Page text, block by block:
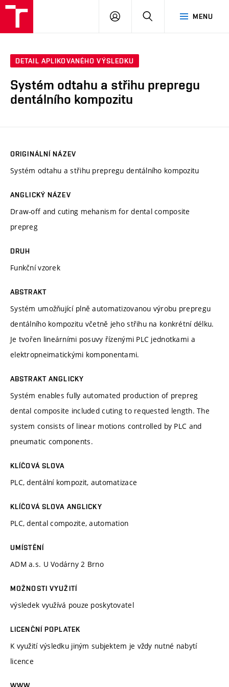
MENU
PŘIHLÁSIT
DETAIL APLIKOVANÉHO VÝSLEDKU
Systém odtahu a střihu prepregu
dentálního kompozitu
ORIGINÁLNÍ NÁZEV
Systém odtahu a střihu prepregu dentálního kompozitu
ANGLICKÝ NÁZEV
Draw-off and cuting mehanism for dental composite
prepreg
DRUH
Funkční vzorek
ABSTRAKT
Systém umožňující plně automatizovanou výrobu prepregu
dentálního kompozitu včetně jeho střihu na konkrétní délku.
Je tvořen lineárními posuvy řízenými PLC jednotkami a
elektropneimatickými komponentami.
ABSTRAKT ANGLICKY
Systém enables fully automated production of prepreg
dental composite included cuting to requested length. The
system consists of linear motions controlled by PLC and
pneumatic components.
KLÍČOVÁ SLOVA
PLC, dentální kompozit, automatizace
KLÍČOVÁ SLOVA ANGLICKY
PLC, dental compozite, automation
UMÍSTĚNÍ
ADM a.s. U Vodárny 2 Brno
MOŽNOSTI VYUŽITÍ
výsledek využívá pouze poskytovatel
LICENČNÍ POPLATEK
K využití výsledku jiným subjektem je vždy nutné nabytí
licence
WWW